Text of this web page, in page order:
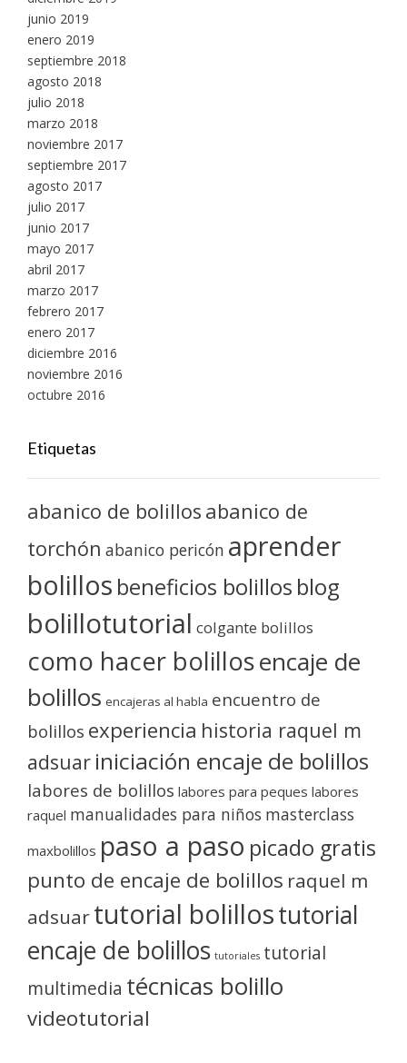
junio 2019
enero 2019
septiembre 2018
agosto 2018
julio 2018
marzo 2018
noviembre 2017
septiembre 2017
agosto 2017
julio 2017
junio 2017
mayo 2017
abril 2017
marzo 2017
febrero 2017
enero 2017
diciembre 2016
noviembre 2016
octubre 2016
Etiquetas
abanico de bolillos abanico de
torchón abanico pericón aprender
bolillos beneficios bolillos blog
bolillotutorial colgante bolillos
como hacer bolillosencaje de
bolillos encajeras al habla encuentro de
bolillos experiencia historia raquel m
adsuar iniciación encaje de bolillos
labores de bolillos labores para peques labores
raquel manualidades para niños masterclass
maxbolillos paso a paso picado gratis
punto de encaje de bolillos raquel m
adsuartutorial bolillostutorial
encaje de bolillos tutoriales tutorial
multimedia técnicas bolillo
videotutorial